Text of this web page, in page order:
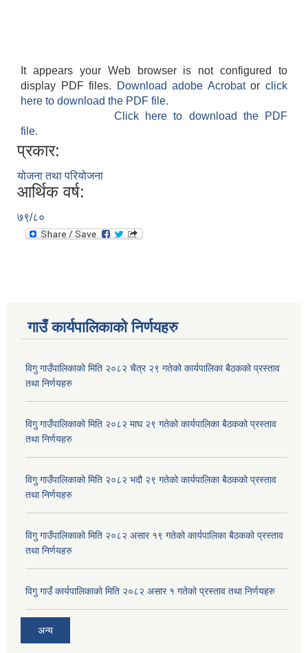
It appears your Web browser is not configured to
display PDF files.
Download adobe Acrobatorclick
here to download the PDF file.
Click here to download the PDF
file.
प्रकार:
योजना तथा परियोजना
आर्थिक वर्ष:
७९/८०
गाउँ कार्यपालिकाकाे निर्णयहरु
विगु गाउँपालिकाको मिति २०८२ चैत्र २९ गतेको कार्यपालिका बैठकको प्रस्ताव
तथा निर्णयहरु
विगु गाउँपालिकाको मिति २०८२ माघ २९ गतेको कार्यपालिका बैठकको प्रस्ताव
तथा निर्णयहरु
विगु गाउँपालिकाको मिति २०८२ भदौ २९ गतेको कार्यपालिका बैठकको प्रस्ताव
तथा निर्णयहरु
विगु गाउँपालिकाको मिति २०८२ असार १९ गतेको कार्यपालिका बैठकको प्रस्ताव
तथा निर्णयहरु
विगु गाउँ कार्यपालिकाको मिति २०८२ असार १ गतेको प्रस्ताव तथा निर्णयहरु
अन्य